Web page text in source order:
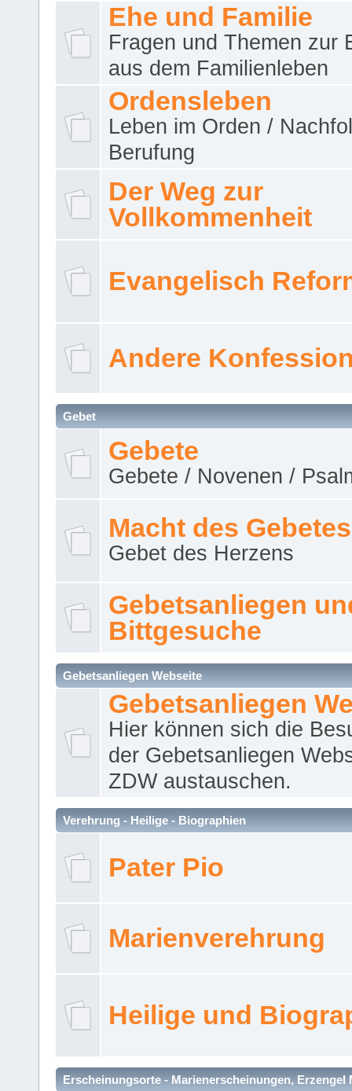
Ehe und Familie
Fragen und Themen zur
aus dem Familienleben
Ordensleben
Leben im Orden /
Berufung
Der Weg zur
Vollkommenheit
Evangelisch
Andere
Gebet
Gebete
Gebete / Novenen /
Macht des Gebetes
Gebet des Herzens
Gebetsanliegen
Bittgesuche
Gebetsanliegen Webseite
Gebetsanliegen
Hier können sich die
der Gebetsanliegen
ZDW austauschen.
Verehrung - Heilige - Biographien
Pater Pio
Marienverehrung
Heilige und
Erscheinungsorte - Marienerscheinungen, Erzengel